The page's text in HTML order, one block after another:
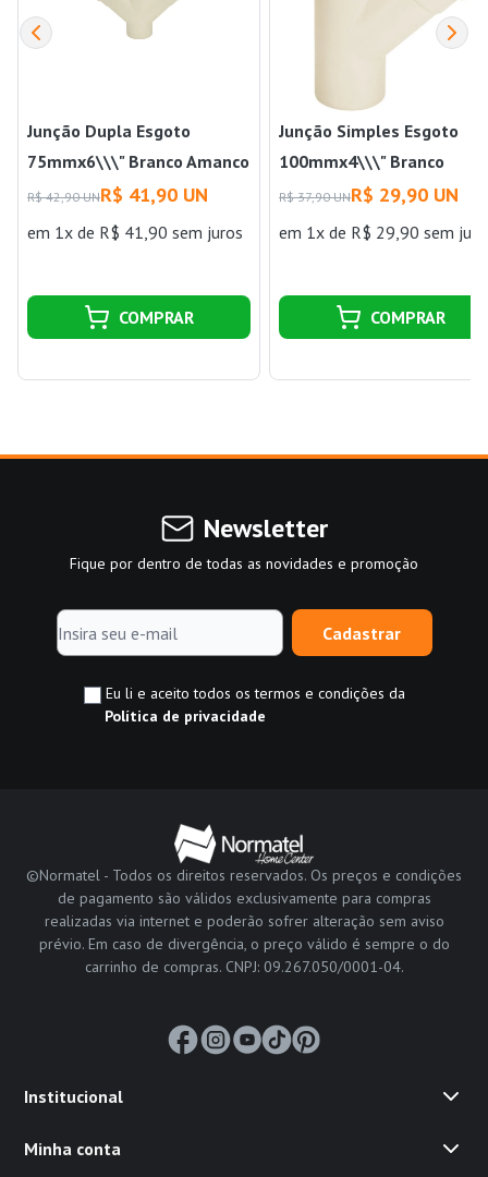
Junção Dupla Esgoto
75mmx6\\\" Branco Amanco
Wavin
R$ 42,90 UNR$ 41,90 UN
em 1x de R$ 41,90 sem juros
COMPRAR
Junção Simples Esgoto
100mmx4\\\" Branco
Amanco Wavin
R$ 37,90 UNR$ 29,90 UN
em 1x de R$ 29,90 sem
COMPRAR
Newsletter
Fique por dentro de todas as novidades e promoção
Cadastrar
Eu li e aceito todos os termos e condições da
Política de privacidade
©Normatel - Todos os direitos reservados. Os preços e condições
de pagamento são válidos exclusivamente para compras
realizadas via internet e poderão sofrer alteração sem aviso
prévio. Em caso de divergência, o preço válido é sempre o do
carrinho de compras. CNPJ: 09.267.050/0001-04.
Institucional
Minha conta